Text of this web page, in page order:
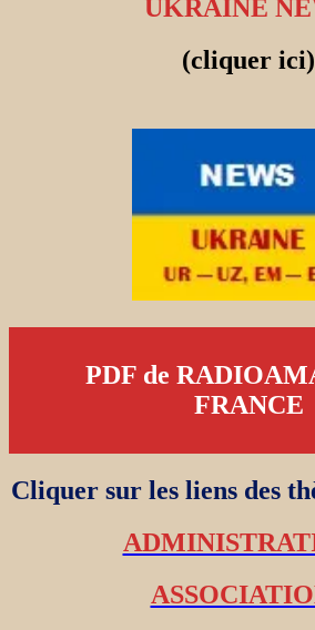
UKRAINE
(cliquer ici)
PDF de
FRANCE
Cliquer sur les liens des